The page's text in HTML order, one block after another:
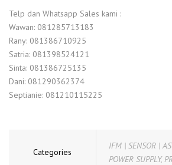
Telp dan Whatsapp Sales kami :
Wawan: 081285713183
Rany: 081386710925
Satria: 081398524121
Sinta: 081386725135
Dani: 081290362374
Septianie: 081210115225
Categories
IFM | SENSOR |
POWER SUPPLY,